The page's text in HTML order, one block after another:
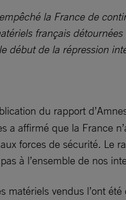
la France de
français
début de la répression
du rapport
affirmé que la France
forces de sécurité.
à l’ensemble de nos
vendus l’ont